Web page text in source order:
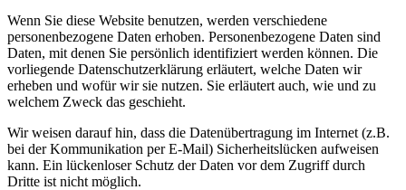
Wenn Sie diese Website benutzen, werden verschiedene
personenbezogene Daten erhoben. Personenbezogene Daten sind
Daten, mit denen Sie persönlich identifiziert werden können. Die
vorliegende Datenschutzerklärung erläutert, welche Daten wir
erheben und wofür wir sie nutzen. Sie erläutert auch, wie und zu
welchem Zweck das geschieht.
Wir weisen darauf hin, dass die Datenübertragung im Internet (z.B.
bei der Kommunikation per E-Mail) Sicherheitslücken aufweisen
kann. Ein lückenloser Schutz der Daten vor dem Zugriff durch
Dritte ist nicht möglich.